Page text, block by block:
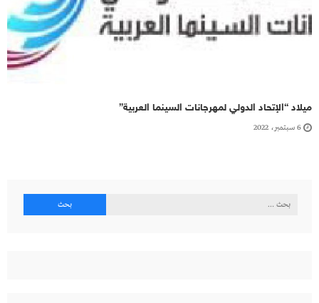
ميلاد “الإتحاد الدولي لمهرجانات السينما العربية”
6 سبتمبر، 2022
البحث